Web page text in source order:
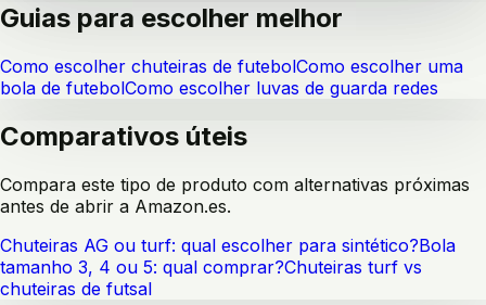
Guias para escolher melhor
Como escolher chuteiras de futebolComo escolher uma
bola de futebolComo escolher luvas de guarda redes
Comparativos úteis
Compara este tipo de produto com alternativas próximas
antes de abrir a Amazon.es.
Chuteiras AG ou turf: qual escolher para sintético?Bola
tamanho 3, 4 ou 5: qual comprar?Chuteiras turf vs
chuteiras de futsal